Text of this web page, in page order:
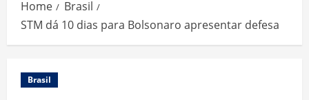
Home
Brasil
STM dá 10 dias para Bolsonaro apresentar defesa
Brasil